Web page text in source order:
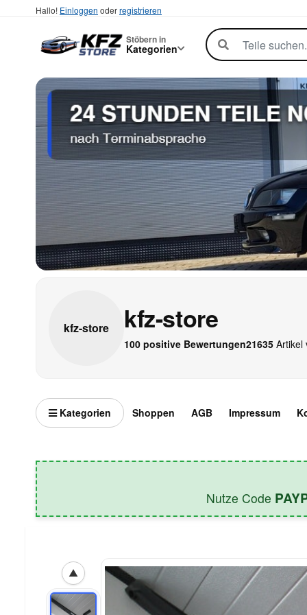
Hallo! Einloggen oderregistrieren
Stöbern in
Kategorien
kfz-store kfz-store
100 positive Bewertungen21635 Artikel
Kategorien Shoppen AGB Impressum
Nutze Code
▲